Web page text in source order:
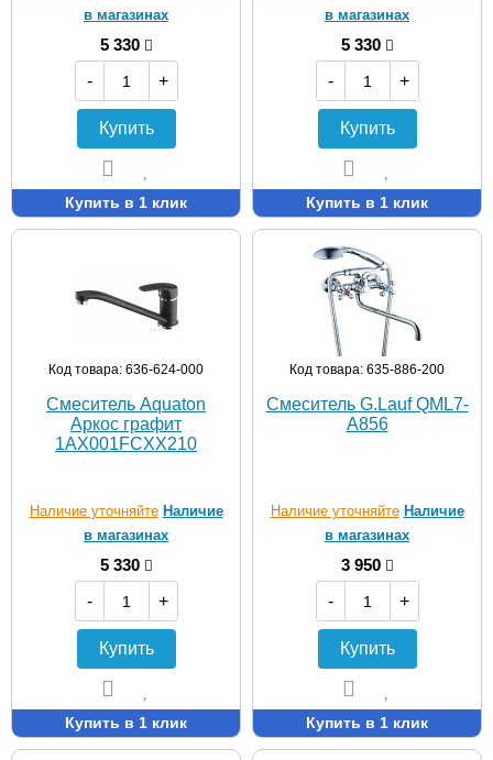
в магазинах
5 330
-
+
Купить
Купить в 1 клик
в магазинах
5 330
-
+
Купить
Купить в 1 клик
Код товара: 636-624-000
Смеситель Aquaton
Аркос графит
1AX001FCXX210
Наличие уточняйте Наличие
в магазинах
5 330
-
+
Купить
Купить в 1 клик
Код товара: 635-886-200
Смеситель G.Lauf QML7-
A856
Наличие уточняйте Наличие
в магазинах
3 950
-
+
Купить
Купить в 1 клик